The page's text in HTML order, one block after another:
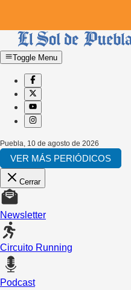
Toggle Menu
Puebla 10 de agosto de 2026
VER MÁS PERIÓDICOS
Cerrar
Newsletter
Circuito Running
Podcast